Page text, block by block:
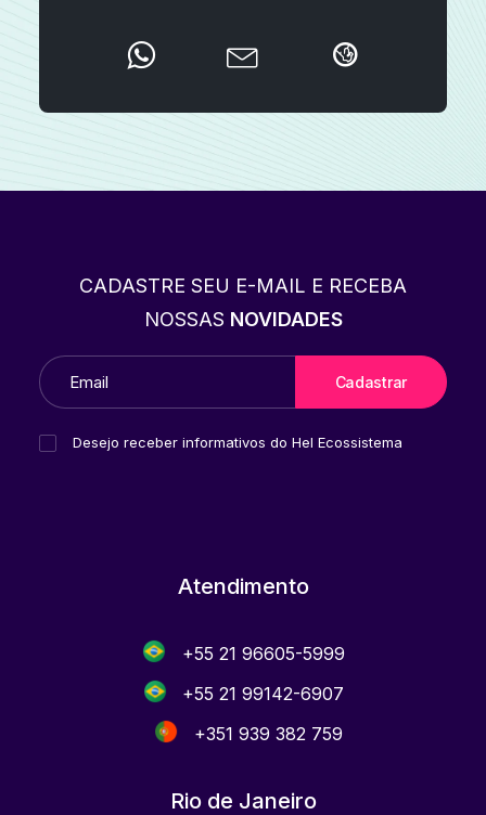
CADASTRE SEU E-MAIL E RECEBA
NOSSAS NOVIDADES
Desejo receber informativos do Hel Ecossistema
Atendimento
+55 21 96605-5999
+55 21 99142-6907
+351 939 382 759
Rio de Janeiro